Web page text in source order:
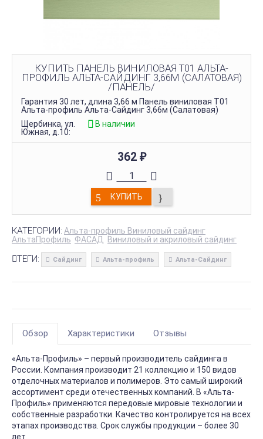
КУПИТЬ ПАНЕЛЬ ВИНИЛОВАЯ Т01 АЛЬТА-
ПРОФИЛЬ АЛЬТА-САЙДИНГ 3,66М (САЛАТОВАЯ)
/ПАНЕЛЬ/
Гарантия 30 лет, длина 3,66 м Панель виниловая Т01
Альта-профиль Альта-Сайдинг 3,66м (Салатовая)
Щербинка, ул.
Южная, д.10:
В наличии
362 ₽
КУПИТЬ
КАТЕГОРИИ: Альта-профиль Виниловый сайдинг
АльтаПрофиль ФАСАД Виниловый и акриловый сайдинг
ТЕГИ: Сайдинг Альта-профиль Альта-Сайдинг
Обзор Характеристики Отзывы
«Альта-Профиль» – первый производитель сайдинга в
России. Компания производит 21 коллекцию и 150 видов
отделочных материалов и полимеров. Это самый широкий
ассортимент среди отечественных компаний. В «Альта-
Профиль» применяются передовые мировые технологии и
собственные разработки. Качество контролируется на всех
этапах производства. Срок службы продукции – более 30
лет